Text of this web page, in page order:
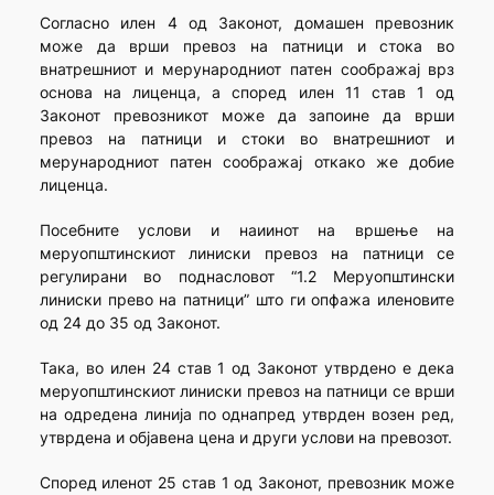
Согласно илен 4 од Законот, домашен превозник
може да врши превоз на патници и стока во
внатрешниот и мерународниот патен соображај врз
основа на лиценца, а според илен 11 став 1 од
Законот превозникот може да запоине да врши
превоз на патници и стоки во внатрешниот и
мерународниот патен соображај откако же добие
лиценца.
Посебните услови и наиинот на вршење на
меруопштинскиот линиски превоз на патници се
регулирани во поднасловот “1.2 Меруопштински
линиски прево на патници” што ги опфажа иленовите
од 24 до 35 од Законот.
Така, во илен 24 став 1 од Законот утврдено е дека
меруопштинскиот линиски превоз на патници се врши
на одредена линија по однапред утврден возен ред,
утврдена и објавена цена и други услови на превозот.
Според иленот 25 став 1 од Законот, превозник може